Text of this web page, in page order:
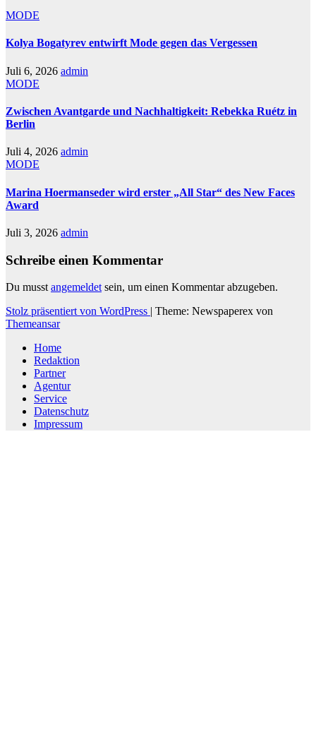
MODE
Kolya Bogatyrev entwirft Mode gegen das Vergessen
Juli 6, 2026 admin
MODE
Zwischen Avantgarde und Nachhaltigkeit: Rebekka Ruétz in
Berlin
Juli 4, 2026 admin
MODE
Marina Hoermanseder wird erster „All Star“ des New Faces
Award
Juli 3, 2026 admin
Schreibe einen Kommentar
Du musst angemeldet sein, um einen Kommentar abzugeben.
Stolz präsentiert von WordPress | Theme: Newspaperex von
Themeansar
Home
Redaktion
Partner
Agentur
Service
Datenschutz
Impressum